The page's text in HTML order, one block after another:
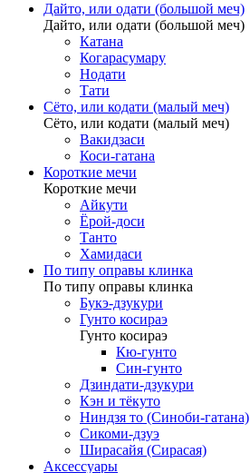
Дайто, или одати (большой меч)
Дайто, или одати (большой меч)
Катана
Когарасумару
Нодати
Тати
Сёто, или кодати (малый меч)
Сёто, или кодати (малый меч)
Вакидзаси
Коси-гатана
Короткие мечи
Короткие мечи
Айкути
Ёрой-доси
Танто
Хамидаси
По типу оправы клинка
По типу оправы клинка
Букэ-дзукури
Гунто косираэ
Гунто косираэ
Кю-гунто
Син-гунто
Дзиндати-дзукури
Кэн и тёкуто
Ниндзя то (Синоби-гатана)
Сикоми-дзуэ
Ширасайя (Сирасая)
Аксессуары